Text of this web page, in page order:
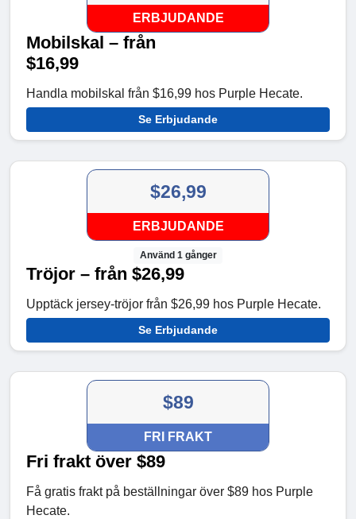
ERBJUDANDE
Mobilskal – från
$16,99
Handla mobilskal från $16,99 hos Purple Hecate.
Se Erbjudande
$26,99
ERBJUDANDE
Använd 1 gånger
Tröjor – från $26,99
Upptäck jersey-tröjor från $26,99 hos Purple Hecate.
Se Erbjudande
$89
FRI FRAKT
Fri frakt över $89
Få gratis frakt på beställningar över $89 hos Purple
Hecate.